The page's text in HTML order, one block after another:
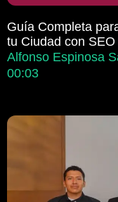
Guía Completa
tu Ciudad con SEO
Alfonso Espinosa
00:03